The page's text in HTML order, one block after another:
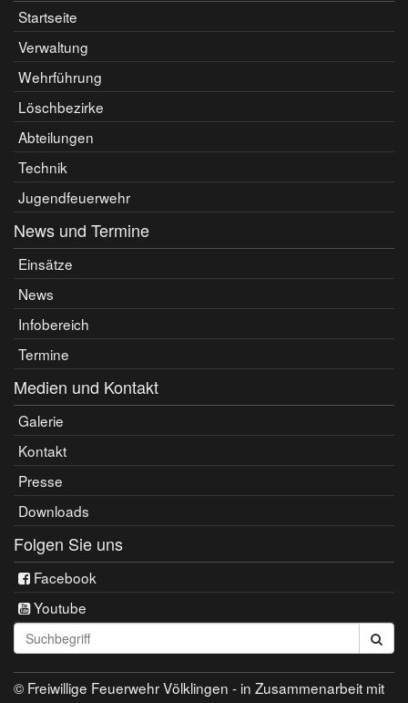
Startseite
Verwaltung
Wehrführung
Löschbezirke
Abteilungen
Technik
Jugendfeuerwehr
News und Termine
Einsätze
News
Infobereich
Termine
Medien und Kontakt
Galerie
Kontakt
Presse
Downloads
Folgen Sie uns
Facebook
Youtube
Seite
durchsuchen:
© Freiwillige Feuerwehr Völklingen - in Zusammenarbeit mit